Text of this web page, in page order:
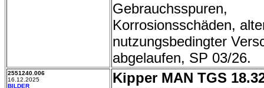
Gebrauchsspuren,
Korrosionsschäden,
nutzungsbedingter
abgelaufen, SP 03/26.
2551240.006
16.12.2025
BILDER
Kipper MAN TGS